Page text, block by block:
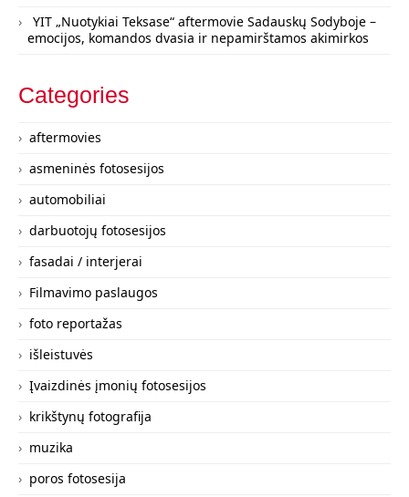
YIT „Nuotykiai Teksase“ aftermovie Sadauskų Sodyboje –
emocijos, komandos dvasia ir nepamirštamos akimirkos
Categories
aftermovies
asmeninės fotosesijos
automobiliai
darbuotojų fotosesijos
fasadai / interjerai
Filmavimo paslaugos
foto reportažas
išleistuvės
Įvaizdinės įmonių fotosesijos
krikštynų fotografija
muzika
poros fotosesija